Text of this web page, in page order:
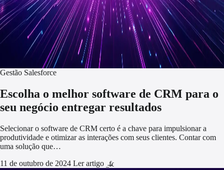
Gestão Salesforce
Escolha o melhor software de CRM para o
seu negócio entregar resultados
Selecionar o software de CRM certo é a chave para impulsionar a
produtividade e otimizar as interações com seus clientes. Contar com
uma solução que…
11 de outubro de 2024 Ler artigo
arrow_forward